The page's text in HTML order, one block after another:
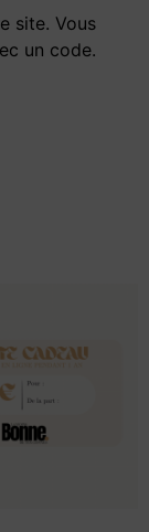
site. Vous
un code.